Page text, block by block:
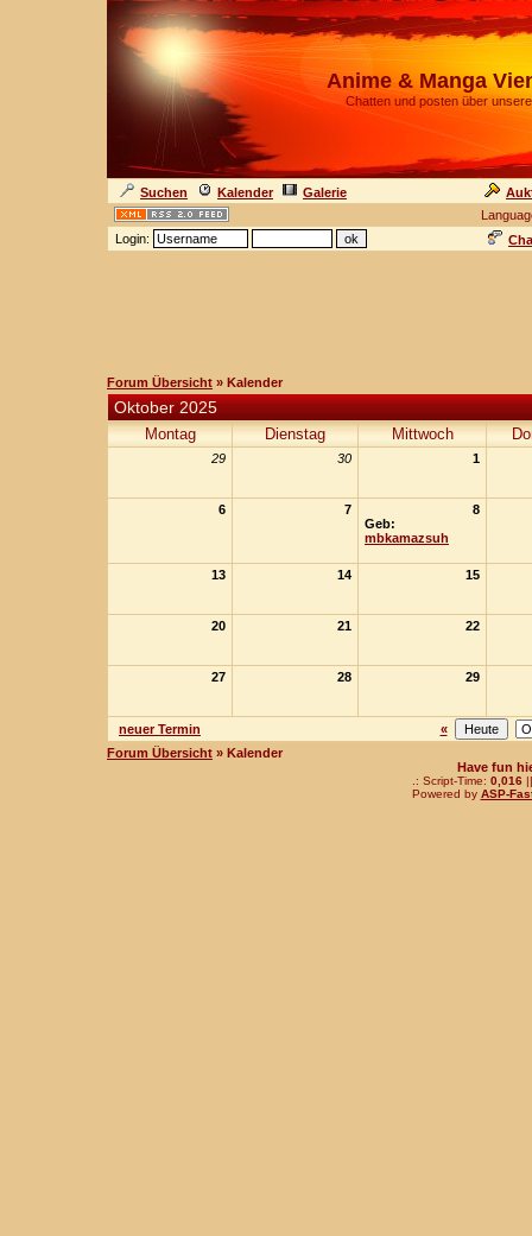
Anime & Manga
Chatten und posten über
Suchen Kalender Galerie
Login:
Forum Übersicht » Kalender
Oktober 2025
Montag Dienstag Mittwoch
29 30 1
6 7
8
Geb:
mbkamazsuh
13 14 15
20 21 22
27 28 29
neuer Termin
«
Forum Übersicht » Kalender
Have fun
.: Script-Time: 0,016||
Powered by ASP-